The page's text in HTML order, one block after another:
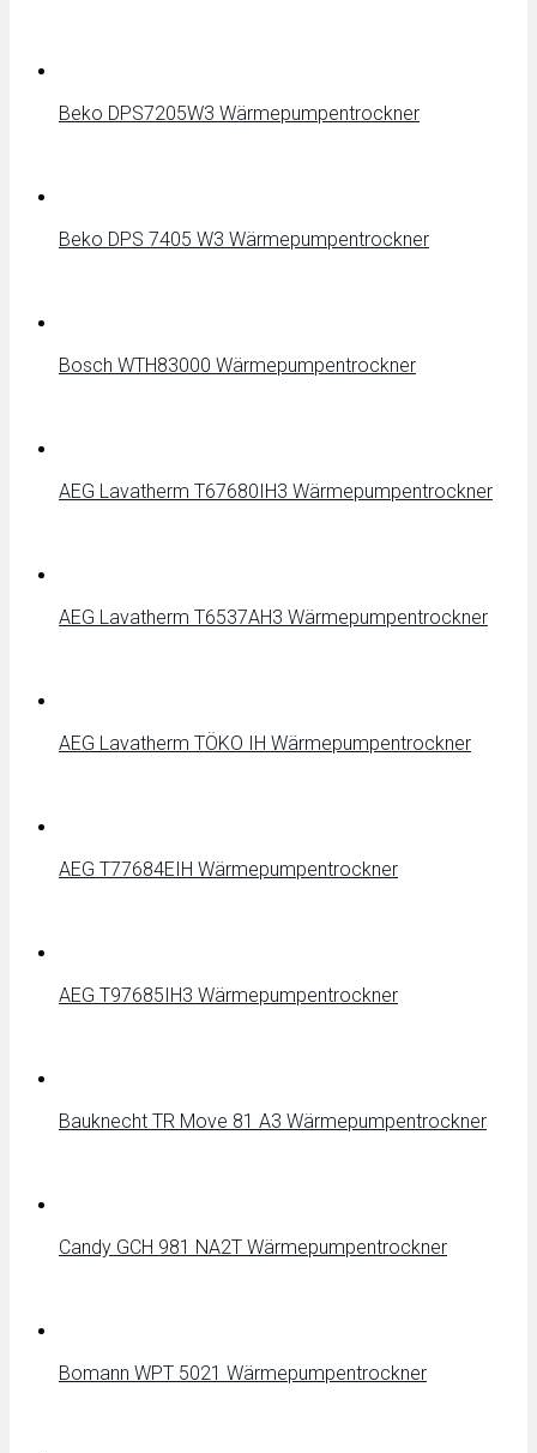
Beko DPS7205W3 Wärmepumpentrockner
Beko DPS 7405 W3 Wärmepumpentrockner
Bosch WTH83000 Wärmepumpentrockner
AEG Lavatherm T67680IH3 Wärmepumpentrockner
AEG Lavatherm T6537AH3 Wärmepumpentrockner
AEG Lavatherm TÖKO IH Wärmepumpentrockner
AEG T77684EIH Wärmepumpentrockner
AEG T97685IH3 Wärmepumpentrockner
Bauknecht TR Move 81 A3 Wärmepumpentrockner
Candy GCH 981 NA2T Wärmepumpentrockner
Bomann WPT 5021 Wärmepumpentrockner